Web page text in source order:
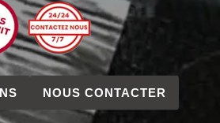
NOUS CONTACTER